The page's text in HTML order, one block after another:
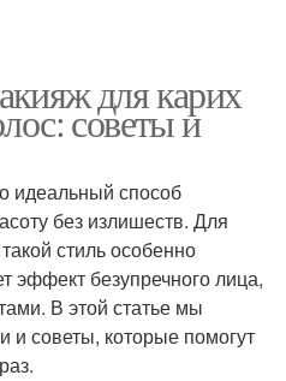
для карих
советы и
идеальный способ
без излишеств. Для
стиль особенно
эффект безупречного лица,
В этой статье мы
и советы, которые помогут